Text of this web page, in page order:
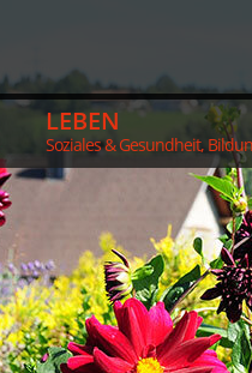
LEBEN
Soziales & Gesundheit,